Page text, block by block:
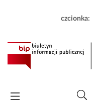
czcionka: